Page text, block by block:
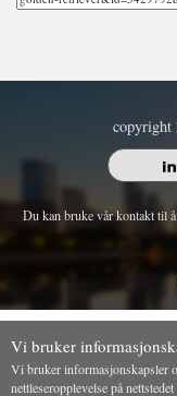
copyright
Du kan bruke vår kontakt til
Vi bruker
Vi bruker informasjonskapsler
nettleseropplevelse på